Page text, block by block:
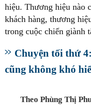
hiệu. Thương hiệu nào
khách hàng, thương
trong cuộc chiến giành
Chuyện tối thứ
cũng không khó
Theo Phùng Thị